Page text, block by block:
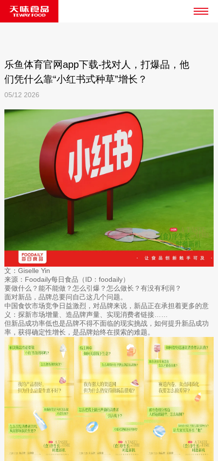
乐鱼体育官网app下载-找对人，打爆品，他
们凭什么靠“小红书式种草”增长？
05/12 2026
文：Giselle Yin
来源：Foodaily每日食品（ID：foodaily）
要做什么？能不能做？怎么引爆？怎么做长？有没有利润？
面对新品，品牌总要问自己这几个问题。
中国食饮市场竞争日益激烈，对品牌来说，新品正在承担着更多的意
义：探新市场增量、造品牌声量、实现消费者链接……
但新品成功率低也是品牌不得不面临的现实挑战，如何提升新品成功
率，获得确定性增长，是品牌始终在摸索的难题。